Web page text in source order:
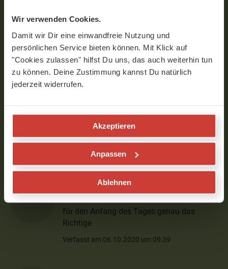
Wir verwenden Cookies.
Damit wir Dir eine einwandfreie Nutzung und
persönlichen Service bieten können. Mit Klick auf
"Cookies zulassen" hilfst Du uns, das auch weiterhin tun
zu können. Deine Zustimmung kannst Du natürlich
jederzeit widerrufen.
Akzeptieren
Anpassen
Ablehnen
Tag. Danke
Cornelia
Schöne Einheit, bei der ich auch wirklich
körperlich spürte, wie alles in den Flow
kam. Danke dafür
Verfasst am 14.10.2020 um 09:39
Patricia
für den Anfang des Tages genau das
Richtige
Verfasst am 06.10.2020 um 09:39